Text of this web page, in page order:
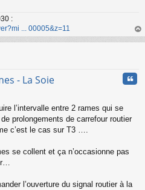
:
... 00005&z=11
au
- La Soie
l’intervalle entre 2 rames qui se
prolongements de carrefour routier
c’est le cas sur T3 ….
se collent et ça n’occasionne pas
l’ouverture du signal routier à la